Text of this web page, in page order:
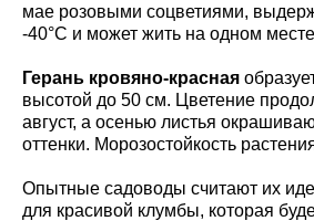
мае розовыми соцветиями,
-40°C и может жить на одном
Герань кровяно-красная
высотой до 50 см. Цветение
август, а осенью листья
оттенки. Морозостойкость
Опытные садоводы считают их
для красивой клумбы, которая